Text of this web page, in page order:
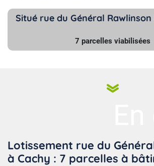
Situé rue du Général Rawlinson
7 parcelles viabilisées
Lotissement rue du
à Cachy : 7 parcelles à